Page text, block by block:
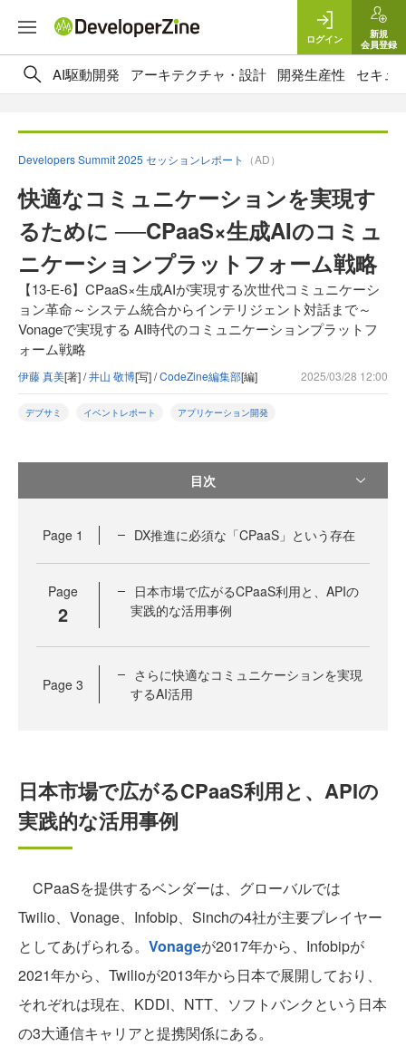
ログイン
新規
会員登録
AI駆動開発 アーキテクチャ・設計 開発生産性 セキュ
Developers Summit 2025 セッションレポート （AD）
快適なコミュニケーションを実現す
るために ──CPaaS×生成AIのコミュ
ニケーションプラットフォーム戦略
【13-E-6】CPaaS×生成AIが実現する次世代コミュニケーシ
ョン革命～システム統合からインテリジェント対話まで～
Vonageで実現する AI時代のコミュニケーションプラットフ
ォーム戦略
伊藤 真美[著] /井山 敬博[写] /CodeZine編集部[編] 2025/03/28 12:00
デブサミ イベントレポート アプリケーション開発
目次
Page 1 DX推進に必須な「CPaaS」という存在
Page
2
日本市場で広がるCPaaS利用と、APIの
実践的な活用事例
Page 3
さらに快適なコミュニケーションを実現
するAI活用
日本市場で広がるCPaaS利用と、APIの
実践的な活用事例
CPaaSを提供するベンダーは、グローバルでは
Twilio、Vonage、Infobip、Sinchの4社が主要プレイヤー
としてあげられる。 Vonageが2017年から、Infobipが
2021年から、Twilioが2013年から日本で展開しており、
それぞれは現在、KDDI、NTT、ソフトバンクという日本
の3大通信キャリアと提携関係にある。